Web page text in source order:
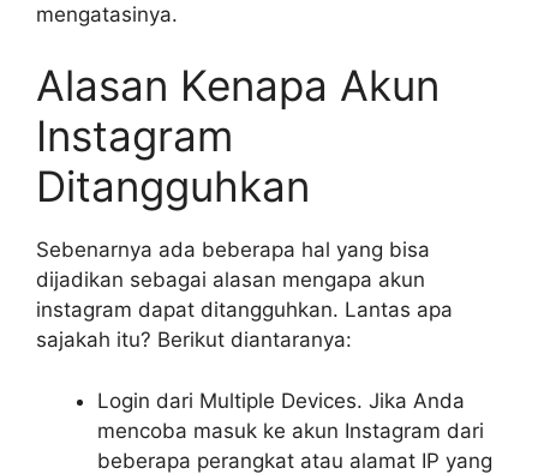
mengatasinya.
Alasan Kenapa Akun
Instagram
Ditangguhkan
Sebenarnya ada beberapa hal yang bisa
dijadikan sebagai alasan mengapa akun
instagram dapat ditangguhkan. Lantas apa
sajakah itu? Berikut diantaranya:
Login dari Multiple Devices. Jika Anda
mencoba masuk ke akun Instagram dari
beberapa perangkat atau alamat IP yang